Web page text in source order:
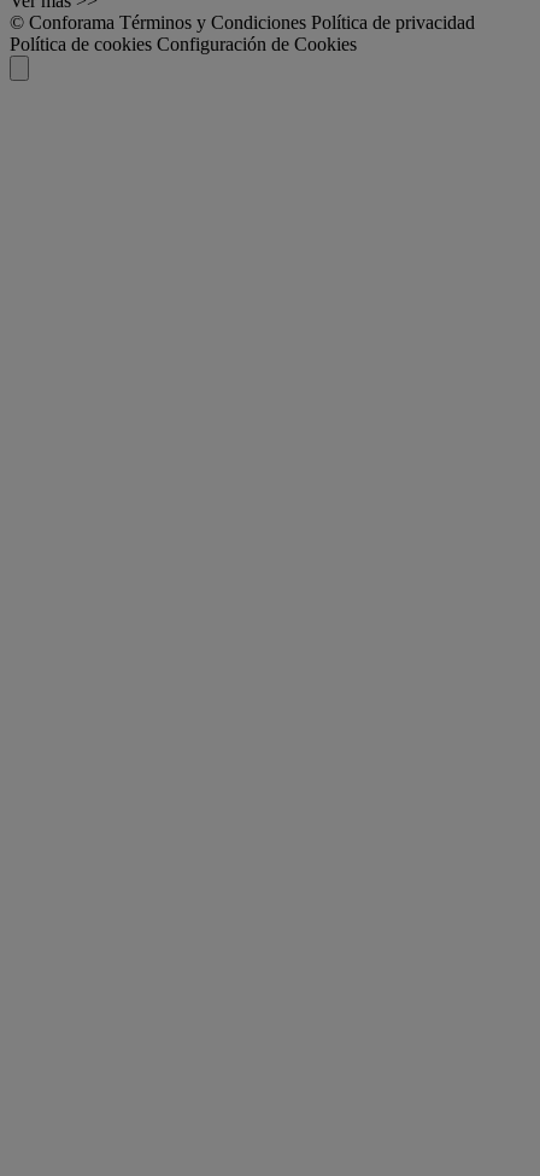
© Conforama Términos y Condiciones Política de privacidad
Política de cookies Configuración de Cookies